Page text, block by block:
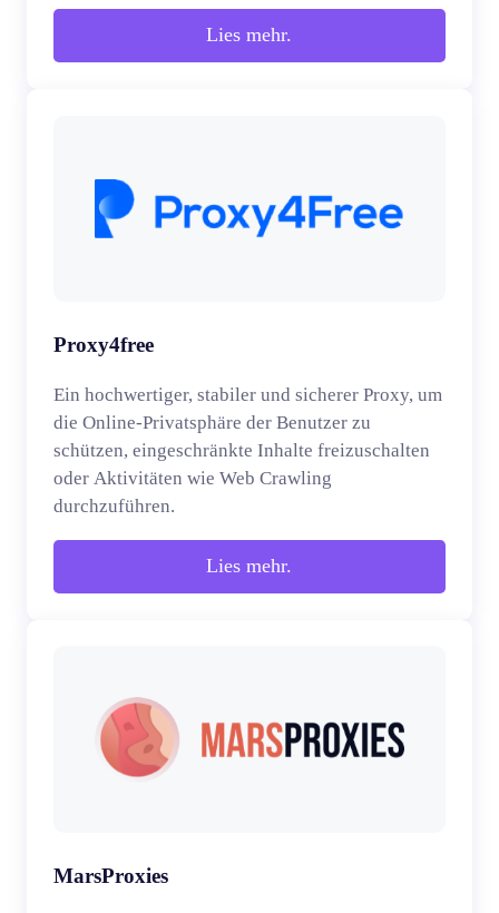
Lies mehr.
Proxy4free
Ein hochwertiger, stabiler und sicherer Proxy, um
die Online-Privatsphäre der Benutzer zu
schützen, eingeschränkte Inhalte freizuschalten
oder Aktivitäten wie Web Crawling
durchzuführen.
Lies mehr.
MarsProxies